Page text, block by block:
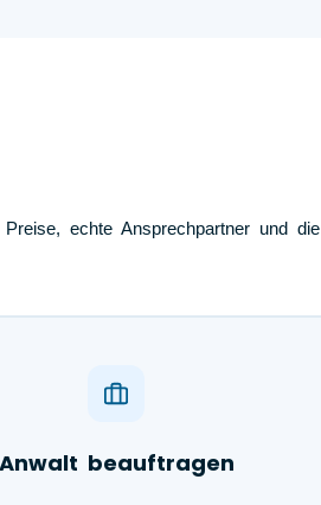
echte Ansprechpartner und die
Anwalt beauftragen